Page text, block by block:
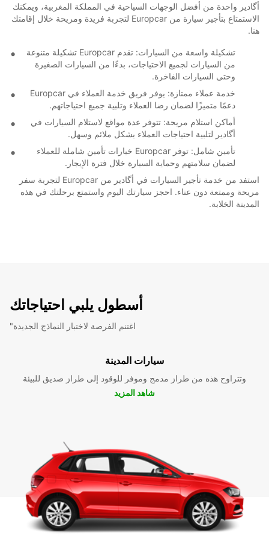
أگادير واحدة من أفضل الوجهات السياحية في المملكة المغربية، ويمكنك
الاستمتاع بتأجير سيارة من Europcar لتجربة فريدة ومريحة خلال إقامتك
هنا.
تشكيلة واسعة من السيارات: تقدم Europcar تشكيلة متنوعة
من السيارات لجميع الاحتياجات، بدءًا من السيارات الصغيرة
وحتى السيارات الفاخرة.
خدمة عملاء ممتازة: يوفر فريق خدمة العملاء في Europcar
دعمًا متميزًا لضمان رضا العملاء وتلبية جميع احتياجاتهم.
أماكن استلام مريحة: تتوفر عدة مواقع لاستلام السيارات في
أگادير لتلبية احتياجات العملاء بشكل ملائم وسهل.
تأمين شامل: توفر Europcar خيارات تأمين شاملة للعملاء
لضمان سلامتهم وحماية السيارة خلال فترة الإيجار.
استفد من خدمة تأجير السيارات في أگادير من Europcar لتجربة سفر
مريحة وممتعة دون عناء. احجز سيارتك اليوم واستمتع برحلتك في هذه
المدينة الخلابة.
أسطول يلبي احتياجاتك
"اغتنم الفرصة لاختبار النماذج الجديدة
سيارات المدينة
وتتراوح هذه من طراز مدمج وموفر للوقود إلى طراز صديق للبيئة
شاهد المزيد